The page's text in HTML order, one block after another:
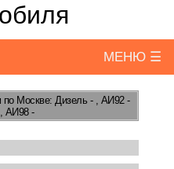
МЕНЮ ☰
Москве: Дизель - , АИ92 -
АИ98 -